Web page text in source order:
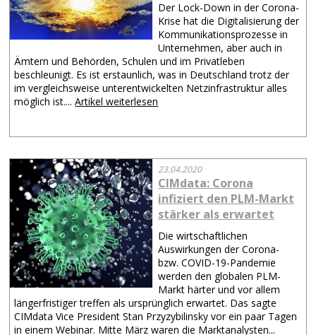
Der Lock-Down in der Corona-
Krise hat die Digitalisierung der
Kommunikationsprozesse in
Unternehmen, aber auch in
Ämtern und Behörden, Schulen und im Privatleben
beschleunigt. Es ist erstaunlich, was in Deutschland trotz der
im vergleichsweise unterentwickelten Netzinfrastruktur alles
möglich ist....Artikel weiterlesen
23.04.2020
CIMdata: Corona
infiziert den PLM-Markt
stärker als erwartet
Die wirtschaftlichen
Auswirkungen der Corona-
bzw. COVID-19-Pandemie
werden den globalen PLM-
Markt härter und vor allem
längerfristiger treffen als ursprünglich erwartet. Das sagte
CIMdata Vice President Stan Przyzybilinsky vor ein paar Tagen
in einem Webinar. Mitte März waren die Marktanalysten...